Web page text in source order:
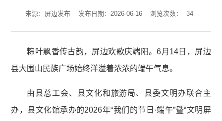
来源：屏边发布 发布日期：2026-06-16 浏览次数： 34
粽叶飘香传古韵，屏边欢歌庆端阳。6月14日，屏边
县大围山民族广场始终洋溢着浓浓的端午气息。
由县总工会、县文化和旅游局、县委文明办联合主
办，县文化馆承办的2026年“我们的节日·端午”暨“文明屏